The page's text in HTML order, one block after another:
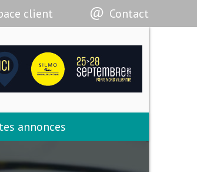
client Contact
annonces